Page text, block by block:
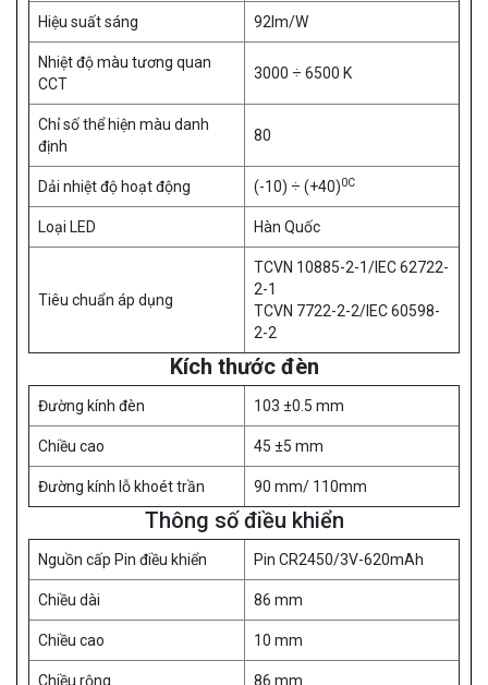
Hiệu suất sáng 92lm/W
Nhiệt độ màu tương quan
CCT
3000 ÷ 6500 K
Chỉ số thể hiện màu danh
định
80
Dải nhiệt độ hoạt động (-10) ÷ (+40)0C
Loại LED Hàn Quốc
Tiêu chuẩn áp dụng
TCVN 10885-2-1/IEC 62722-
2-1
TCVN 7722-2-2/IEC 60598-
2-2
Kích thước đèn
Đường kính đèn 103 ±0.5 mm
Chiều cao 45 ±5 mm
Đường kính lỗ khoét trần 90 mm/ 110mm
Thông số điều khiển
Nguồn cấp Pin điều khiển Pin CR2450/3V-620mAh
Chiều dài 86 mm
Chiều cao 10 mm
Chiều rộng 86 mm